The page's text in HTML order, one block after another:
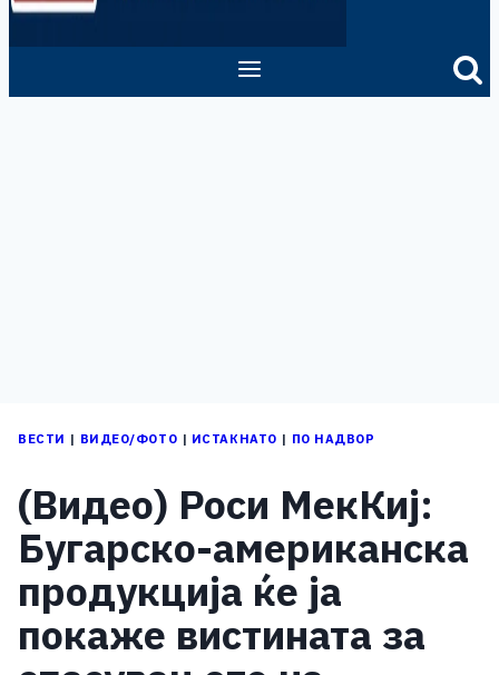
ВЕСТИ | ВИДЕО/ФОТО | ИСТАКНАТО | ПО НАДВОР
(Видео) Роси МекКиј:
Бугарско-американска
продукција ќе ја
покаже вистината за